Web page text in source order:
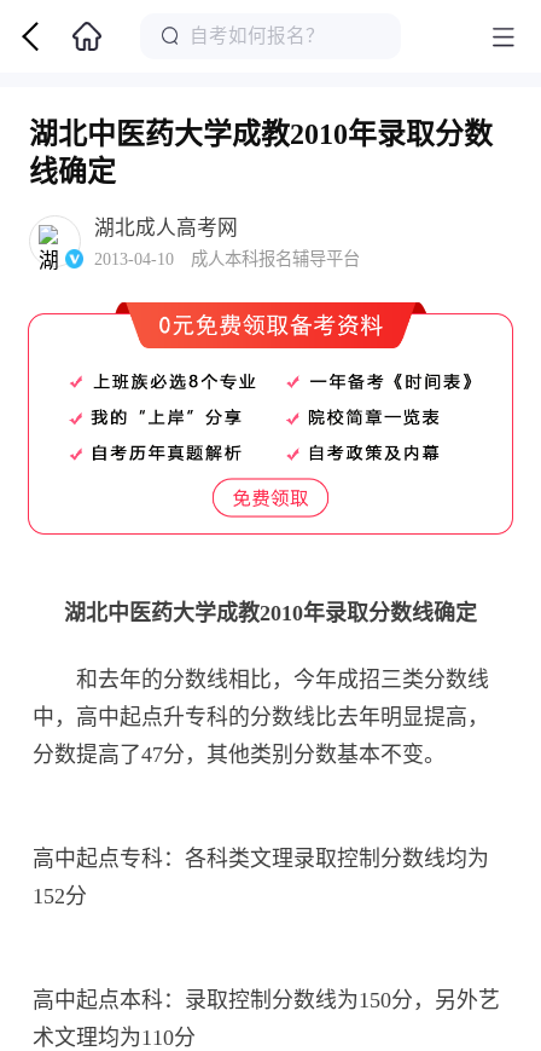
湖北中医药大学成教2010年录取分数
线确定
湖北成人高考网
2013-04-10 成人本科报名辅导平台
湖北中医药大学成教2010年录取分数线确定
和去年的分数线相比，今年成招三类分数线
中，高中起点升专科的分数线比去年明显提高，
分数提高了47分，其他类别分数基本不变。
高中起点专科：各科类文理录取控制分数线均为
152分
高中起点本科：录取控制分数线为150分，另外艺
术文理均为110分